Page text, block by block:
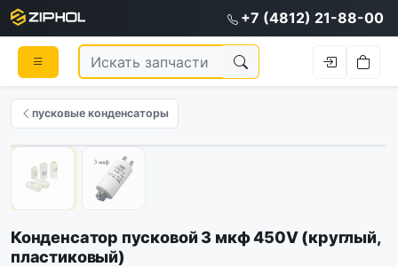
+7 (4812) 21-88-00
пусковые конденсаторы
Конденсатор пусковой 3 мкф 450V (круглый,
пластиковый)